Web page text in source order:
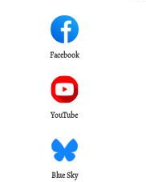
Facebook
YouTube
Blue Sky